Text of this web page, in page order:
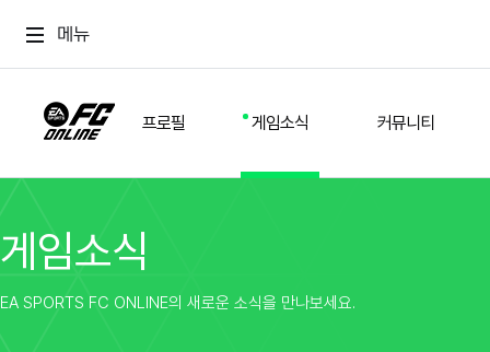
메뉴
프로필 게임소식 커뮤니티
스쿼드
경기 기록
커뮤니티
업데이트
게임소식
EA SPORTS FC ONLINE의 새로운 소식을 만나보세요.